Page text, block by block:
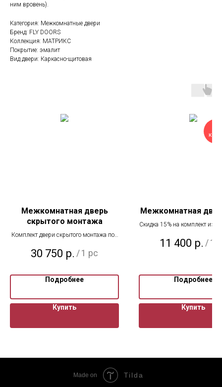
ним вровень).
Категория: Межкомнатные двери
Бренд: FLY DOORS
Коллекция: МАТРИКС
Покрытие: эмалит
Вид двери: Каркасно-щитовая
Межкомнатная дверь
скрытого монтажа
Комплект двери скрытого монтажа под
30 750 р. / 1 pc
Подробнее
Купить
Межкомнатная
Скидка 15% на комплект из
оформляется в
11 400 р. / 1
Подробнее
Купить
Made on Tilda